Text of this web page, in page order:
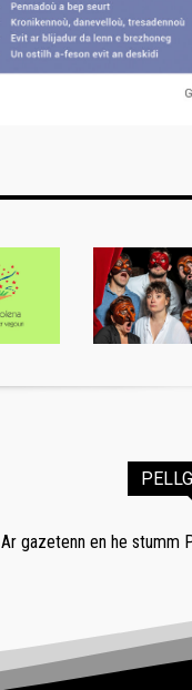
Ar gazetenn en he stumm